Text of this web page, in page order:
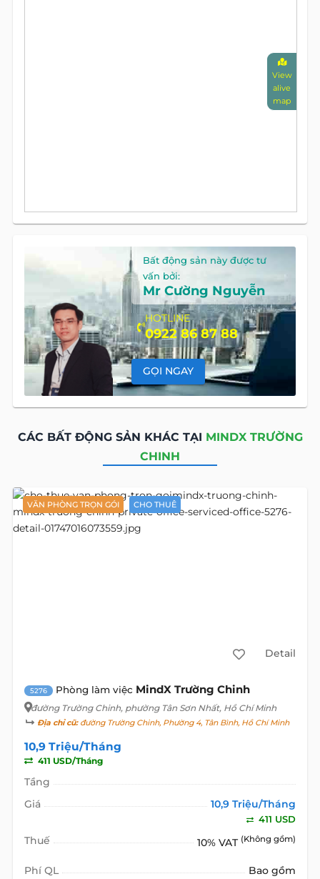
View
alive
map
Bất động sản này được tư
vấn bởi:
Mr Cường Nguyễn
HOTLINE
0922 86 87 88
GỌI NGAY
CÁC BẤT ĐỘNG SẢN KHÁC TẠI MINDX TRƯỜNG
CHINH
VĂN PHÒNG TRỌN GÓI CHO THUÊ
Detail
5276 Phòng làm việc MindX Trường Chinh
đường Trường Chinh, phường Tân Sơn Nhất, Hồ Chí Minh
Địa chỉ cũ:đường Trường Chinh, Phường 4, Tân Bình, Hồ Chí Minh
10,9 Triệu/Tháng
411 USD/Tháng
Tầng
Giá
10,9 Triệu/Tháng
411 USD
Thuế 10% VAT (Không gồm)
Phí QL Bao gồm